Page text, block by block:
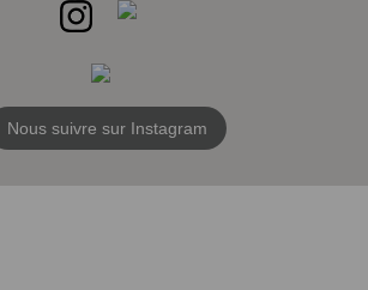
Nous suivre sur Instagram